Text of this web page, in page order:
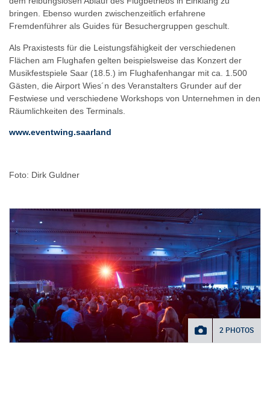
bringen. Ebenso wurden zwischenzeitlich erfahrene
Fremdenführer als Guides für Besuchergruppen geschult.
Als Praxistests für die Leistungsfähigkeit der verschiedenen
Flächen am Flughafen gelten beispielsweise das Konzert der
Musikfestspiele Saar (18.5.) im Flughafenhangar mit ca. 1.500
Gästen, die Airport Wies´n des Veranstalters Grunder auf der
Festwiese und verschiedene Workshops von Unternehmen in den
Räumlichkeiten des Terminals.
www.eventwing.saarland
Foto: Dirk Guldner
2 PHOTOS